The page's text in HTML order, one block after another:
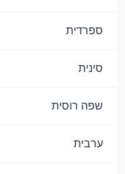
ספרדית
סינית
שפה רוסית
ערבית